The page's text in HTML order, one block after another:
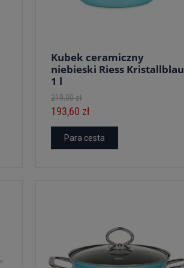
Kubek ceramiczny
niebieski Riess Kristallblau
1 l
219,00 zł
193,60 zł
Para cesta